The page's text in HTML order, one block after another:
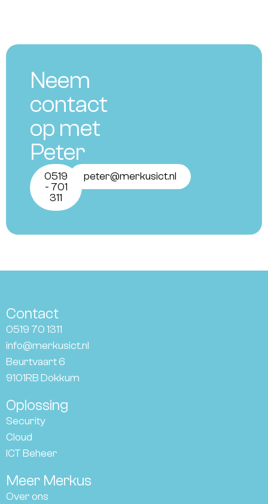
Neem
contact
op met
Peter
0519
- 701
311
peter@merkusict.nl
Contact
0519 70 1311
info@merkusict.nl
Beurtvaart 6
9101RB Dokkum
Oplossing
Security
Cloud
ICT Beheer
Meer Merkus
Over ons